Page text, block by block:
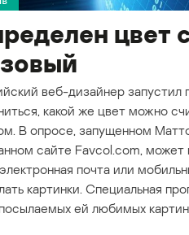
цвет
веб-дизайнер запустил
какой же цвет можно
В опросе, запущенном
сайте Favcol.com, может
почта или
картинки. Специальная
ей любимых